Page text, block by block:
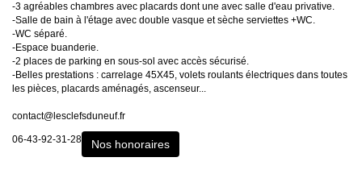
-3 agréables chambres avec placards dont une avec salle d'eau privative.
-Salle de bain à l'étage avec double vasque et sèche serviettes +WC.
-WC séparé.
-Espace buanderie.
-2 places de parking en sous-sol avec accès sécurisé.
-Belles prestations : carrelage 45X45, volets roulants électriques dans toutes
les pièces, placards aménagés, ascenseur...
contact@lesclefsduneuf.fr
06-43-92-31-28 Nos honoraires